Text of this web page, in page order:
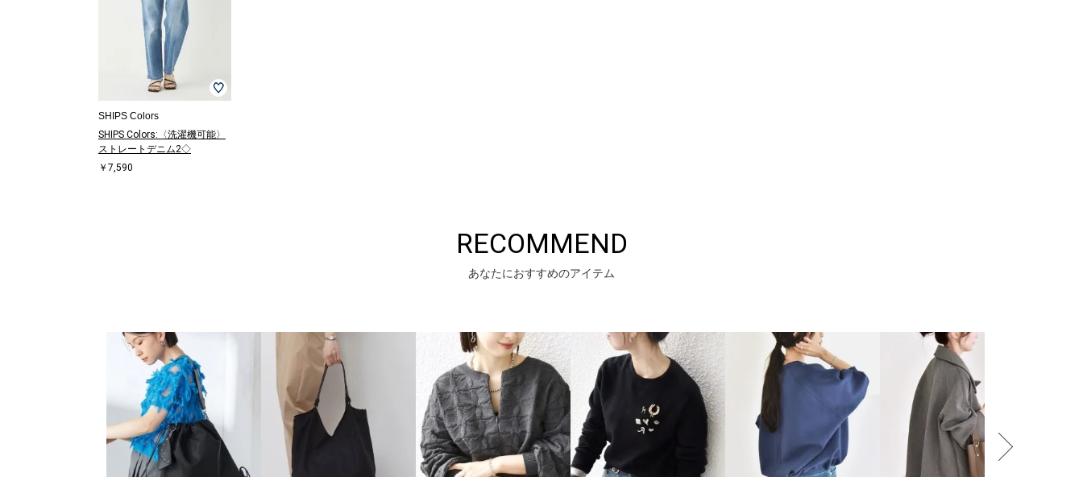
SHIPS Colors
SHIPS Colors:〈洗濯機可能〉
ストレートデニム2◇
￥7,590
RECOMMEND
あなたにおすすめのアイテム